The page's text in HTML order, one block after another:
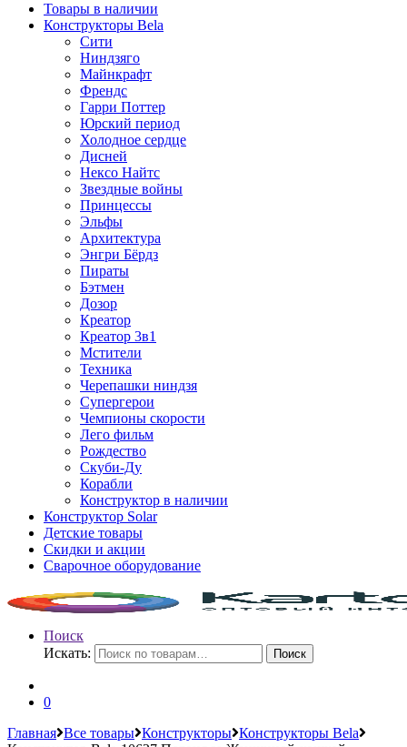
Товары в наличии
Конструкторы Bela
Сити
Ниндзяго
Майнкрафт
Френдс
Гарри Поттер
Юрский период
Холодное сердце
Дисней
Нексо Найтс
Звездные войны
Принцессы
Эльфы
Архитектура
Энгри Бёрдз
Пираты
Бэтмен
Дозор
Креатор
Креатор 3в1
Мстители
Техника
Черепашки ниндзя
Супергерои
Чемпионы скорости
Лего фильм
Рождество
Скуби-Ду
Корабли
Конструктор в наличии
Конструктор Solar
Детские товары
Скидки и акции
Сварочное оборудование
Поиск
Искать:
Поиск
0
Главная Все товары Конструкторы Конструкторы Bela